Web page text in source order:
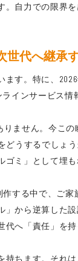
自力での限界
世代へ継承
す。特に、
インサービス
ません。今こ
うするでしょ
ミ」として埋
する中で、ご
から逆算した
へ「責任」を
ちます。それ